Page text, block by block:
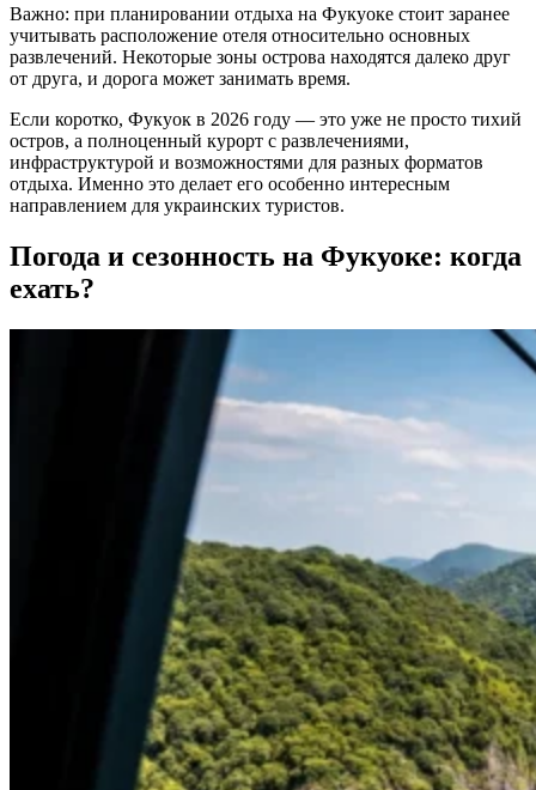
Важно: при планировании отдыха на Фукуоке стоит заранее
учитывать расположение отеля относительно основных
развлечений. Некоторые зоны острова находятся далеко друг
от друга, и дорога может занимать время.
Если коротко, Фукуок в 2026 году — это уже не просто тихий
остров, а полноценный курорт с развлечениями,
инфраструктурой и возможностями для разных форматов
отдыха. Именно это делает его особенно интересным
направлением для украинских туристов.
Погода и сезонность на Фукуоке: когда
ехать?